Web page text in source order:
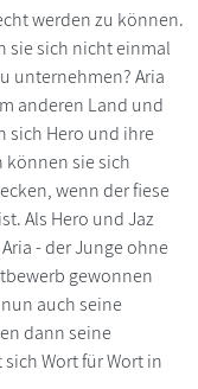
werden zu können.
sie sich nicht einmal
unternehmen? Aria
anderen Land und
sich Hero und ihre
können sie sich
wenn der fiese
Als Hero und Jaz
- der Junge ohne
gewonnen
auch seine
dann seine
Wort für Wort in